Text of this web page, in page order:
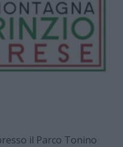
il Parco Tonino